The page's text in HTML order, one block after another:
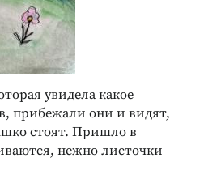
увидела какое
прибежали они и видят,
стоят. Пришло в
нежно листочки